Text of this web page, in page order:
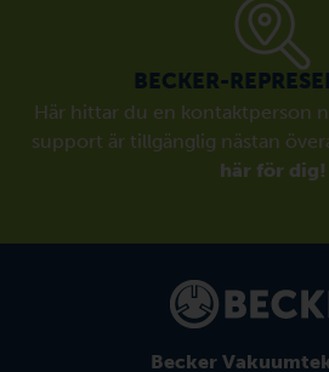
BECKER-
Här hittar du en kontaktperson
support är tillgänglig nästan
här för dig!
Becker